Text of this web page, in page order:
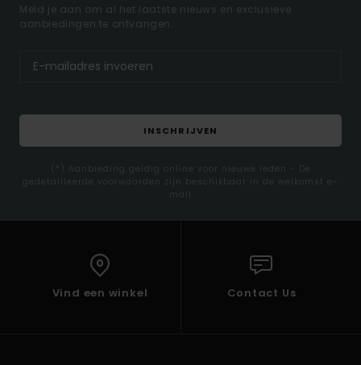
Meld je aan om al het laatste nieuws en exclusieve
aanbiedingen te ontvangen.
INSCHRIJVEN
(*) Aanbieding geldig online voor nieuwe leden - De
gedetailleerde voorwaarden zijn beschikbaar in de welkomst e-
mail
Vind een winkel Contact Us